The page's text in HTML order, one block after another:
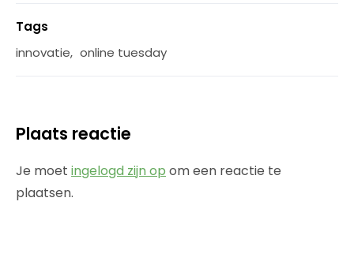
Tags
innovatie, online tuesday
Plaats reactie
Je moet ingelogd zijn op om een reactie te
plaatsen.